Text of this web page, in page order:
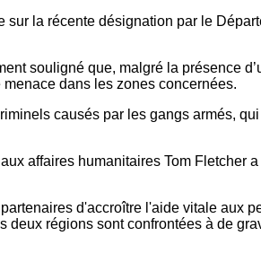
la récente désignation par le
souligné que, malgré la présence
dans les zones concernées.
causés par les gangs armés,
affaires humanitaires Tom
d'accroître l'aide vitale aux
régions sont confrontées à de